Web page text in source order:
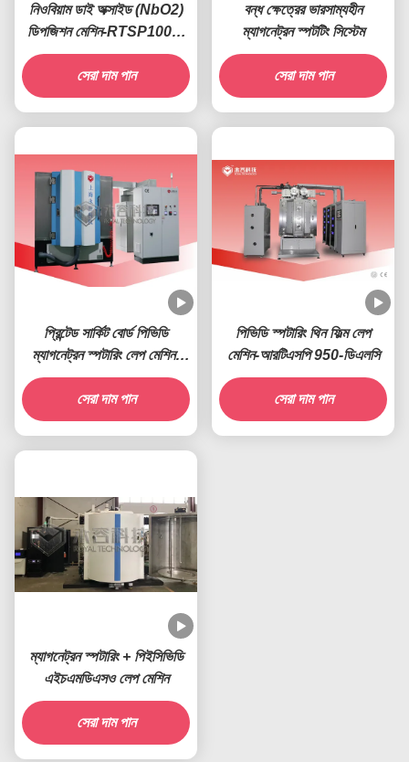
নিওবিয়াম ডাই অক্সাইড (NbO2)
ডিপজিশন মেশিন-RTSP1000-
Nb
সেরা দাম পান
বন্ধ ক্ষেত্রের ভারসাম্যহীন
ম্যাগনেট্রন স্পটটিং সিস্টেম
সেরা দাম পান
প্রিন্টেড সার্কিট বোর্ড পিভিডি
ম্যাগনেট্রন স্পটারিং লেপ মেশিন-
আরটিএসপি 1200-পিসিবি
সেরা দাম পান
পিভিডি স্পটারিং থিন ফিল্ম লেপ
মেশিন-আরটিএসপি 950-ডিএলসি
সেরা দাম পান
ম্যাগনেট্রন স্পটারিং + পিইসিভিডি
এইচএমডিএসও লেপ মেশিন
সেরা দাম পান